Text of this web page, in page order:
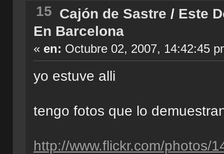
15 Cajón de Sastre / Este
En Barcelona
« en: Octubre 02, 2007, 14:42:45
yo estuve alli
tengo fotos que lo
http://www.flickr.com/photos/